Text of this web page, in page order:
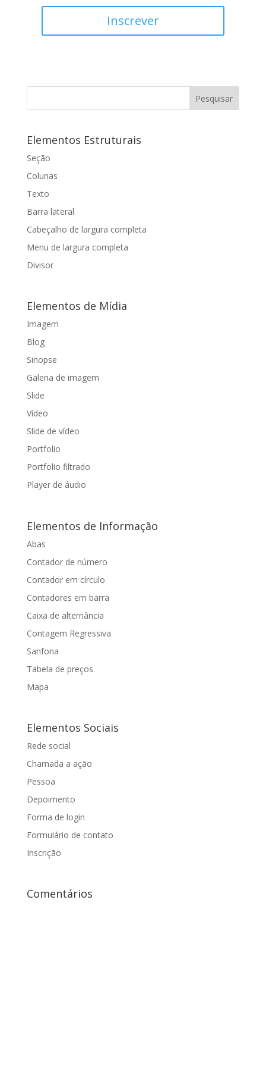
Inscrever
Elementos Estruturais
Seção
Colunas
Texto
Barra lateral
Cabeçalho de largura completa
Menu de largura completa
Divisor
Elementos de Mídia
Imagem
Blog
Sinopse
Galeria de imagem
Slide
Vídeo
Slide de vídeo
Portfolio
Portfolio filtrado
Player de áudio
Elementos de Informação
Abas
Contador de número
Contador em círculo
Contadores em barra
Caixa de alternância
Contagem Regressiva
Sanfona
Tabela de preços
Mapa
Elementos Sociais
Rede social
Chamada a ação
Pessoa
Depoimento
Forma de login
Formulário de contato
Inscrição
Comentários